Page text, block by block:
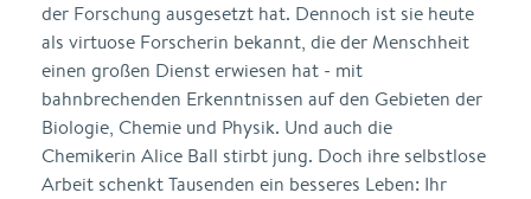
der Forschung ausgesetzt hat. Dennoch ist sie heute
als virtuose Forscherin bekannt, die der Menschheit
einen großen Dienst erwiesen hat - mit
bahnbrechenden Erkenntnissen auf den Gebieten der
Biologie, Chemie und Physik. Und auch die
Chemikerin Alice Ball stirbt jung. Doch ihre selbstlose
Arbeit schenkt Tausenden ein besseres Leben: Ihr